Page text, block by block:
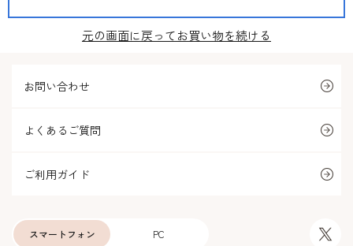
元の画面に戻ってお買い物を続ける
お問い合わせ
よくあるご質問
ご利用ガイド
PC
スマートフォン